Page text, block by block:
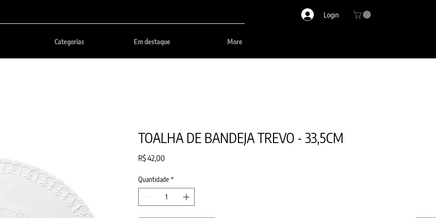
Categorias Em destaque More
Login
TOALHA DE BANDEJA TREVO - 33,5CM
R$ 42,00Preço
Quantidade *